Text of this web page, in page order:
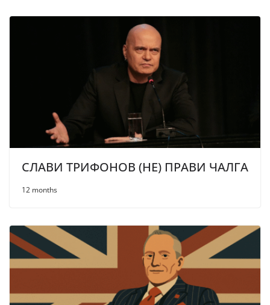
СЛАВИ ТРИФОНОВ (НЕ) ПРАВИ ЧАЛГА
12 months